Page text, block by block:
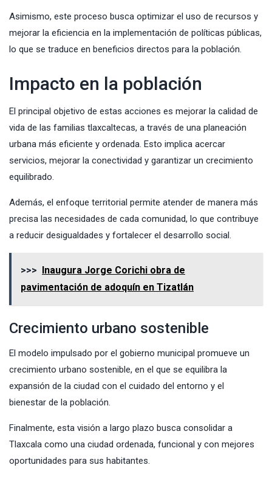
Asimismo, este proceso busca optimizar el uso de recursos y
mejorar la eficiencia en la implementación de políticas públicas,
lo que se traduce en beneficios directos para la población.
Impacto en la población
El principal objetivo de estas acciones es mejorar la calidad de
vida de las familias tlaxcaltecas, a través de una planeación
urbana más eficiente y ordenada. Esto implica acercar
servicios, mejorar la conectividad y garantizar un crecimiento
equilibrado.
Además, el enfoque territorial permite atender de manera más
precisa las necesidades de cada comunidad, lo que contribuye
a reducir desigualdades y fortalecer el desarrollo social.
>>> Inaugura Jorge Corichi obra de
pavimentación de adoquín en Tizatlán
Crecimiento urbano sostenible
El modelo impulsado por el gobierno municipal promueve un
crecimiento urbano sostenible, en el que se equilibra la
expansión de la ciudad con el cuidado del entorno y el
bienestar de la población.
Finalmente, esta visión a largo plazo busca consolidar a
Tlaxcala como una ciudad ordenada, funcional y con mejores
oportunidades para sus habitantes.